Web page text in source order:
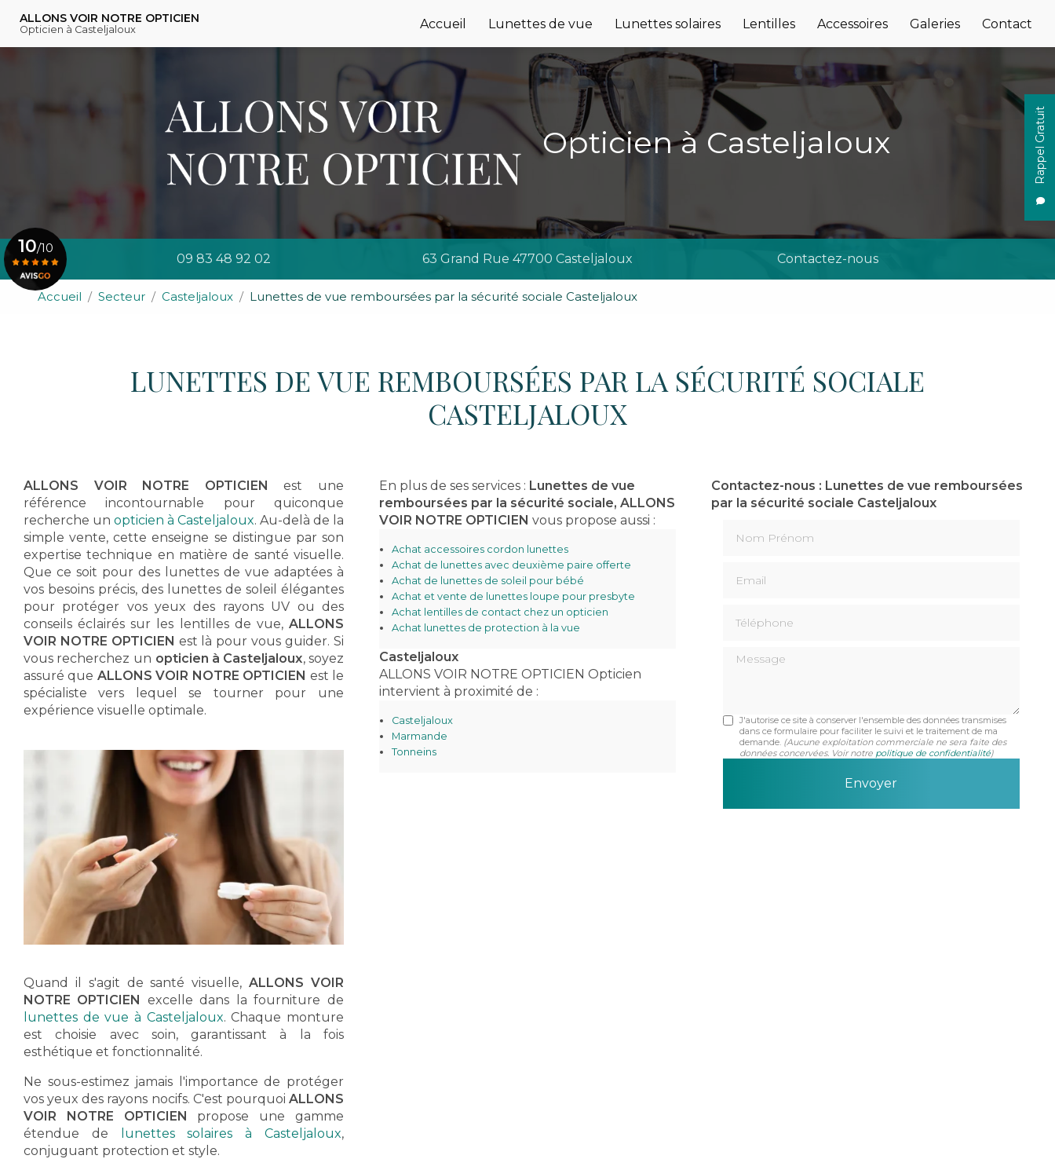
ALLONS VOIR NOTRE OPTICIEN
Opticien à Casteljaloux
Rappel Gratuit
Accueil
Lunettes de vue Lunettes solaires Lentilles Accessoires Galeries Contact
Opticien à Casteljaloux
09 83 48 92 02 63 Grand Rue 47700 Casteljaloux Contactez-nous
10/10
Voir le certificat
Accueil Secteur Casteljaloux Lunettes de vue remboursées par la sécurité sociale Casteljaloux
LUNETTES DE VUE REMBOURSÉES PAR LA SÉCURITÉ SOCIALE
CASTELJALOUX
ALLONS VOIR NOTRE OPTICIEN
est une
référence incontournable pour quiconque
recherche un opticien à Casteljaloux. Au-delà de la
simple vente, cette enseigne se distingue par son
expertise technique en matière de santé visuelle.
Que ce soit pour des lunettes de vue adaptées à
vos besoins précis, des lunettes de soleil élégantes
pour protéger vos yeux des rayons UV ou des
conseils éclairés sur les lentilles de vue, ALLONS
VOIR NOTRE OPTICIEN est là pour vous guider. Si
vous recherchez un opticien à Casteljaloux, soyez
assuré que ALLONS VOIR NOTRE OPTICIEN est le
spécialiste vers lequel se tourner pour une
expérience visuelle optimale.
Quand il s'agit de santé visuelle,ALLONS VOIR
NOTRE OPTICIEN excelle dans la fourniture de
lunettes de vue à Casteljaloux. Chaque monture
est choisie avec soin, garantissant à la fois
esthétique et fonctionnalité.
Ne sous-estimez jamais l'importance de protéger
vos yeux des rayons nocifs. C'est pourquoi ALLONS
VOIR NOTRE OPTICIEN propose une gamme
étendue de
lunettes solaires à Casteljaloux,
conjuguant protection et style.
En plus de ses services : Lunettes de vue
remboursées par la sécurité sociale, ALLONS
VOIR NOTRE OPTICIEN vous propose aussi :
Achat accessoires cordon lunettes
Achat de lunettes avec deuxième paire offerte
Achat de lunettes de soleil pour bébé
Achat et vente de lunettes loupe pour presbyte
Achat lentilles de contact chez un opticien
Achat lunettes de protection à la vue
Casteljaloux
ALLONS VOIR NOTRE OPTICIEN Opticien
intervient à proximité de :
Casteljaloux
Marmande
Tonneins
Contactez-nous : Lunettes de vue remboursées
par la sécurité sociale Casteljaloux
Message
J'autorise ce site à conserver l'ensemble des données transmises
dans ce formulaire pour faciliter le suivi et le traitement de ma
demande. (Aucune exploitation commerciale ne sera faite des
données concervées. Voir notre politique de confidentialité)